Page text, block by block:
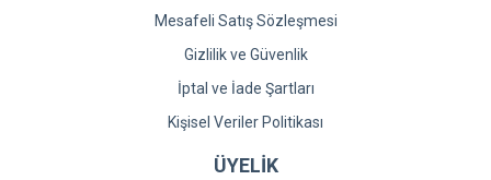
Mesafeli Satış Sözleşmesi
Gizlilik ve Güvenlik
İptal ve İade Şartları
Kişisel Veriler Politikası
ÜYELİK